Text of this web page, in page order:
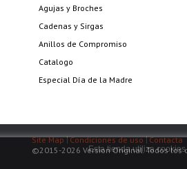
Agujas y Broches
Cadenas y Sirgas
Anillos de Compromiso
Catalogo
Especial Día de la Madre
Esta tienda utiliza
Site Map Condiciones de uso Contacta
©2015-2026 Version Original. Todos los